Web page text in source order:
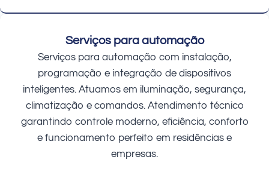
Serviços para automação
Serviços para automação com instalação,
programação e integração de dispositivos
inteligentes. Atuamos em iluminação, segurança,
climatização e comandos. Atendimento técnico
garantindo controle moderno, eficiência, conforto
e funcionamento perfeito em residências e
empresas.